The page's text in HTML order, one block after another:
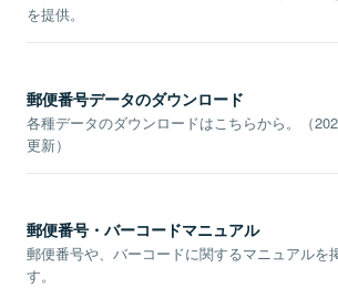
を提供。
郵便番号データのダウンロード
各種データのダウンロードはこちらから。（
更新）
郵便番号・バーコードマニュアル
郵便番号や、バーコードに関するマニュアルを
す。